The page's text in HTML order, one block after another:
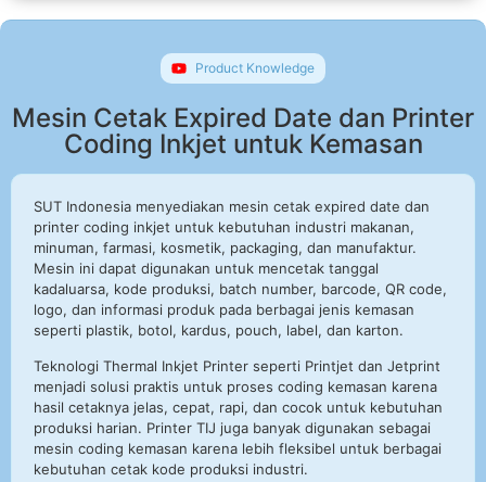
Product Knowledge
Mesin Cetak Expired Date dan Printer
Coding Inkjet untuk Kemasan
SUT Indonesia menyediakan mesin cetak expired date dan
printer coding inkjet untuk kebutuhan industri makanan,
minuman, farmasi, kosmetik, packaging, dan manufaktur.
Mesin ini dapat digunakan untuk mencetak tanggal
kadaluarsa, kode produksi, batch number, barcode, QR code,
logo, dan informasi produk pada berbagai jenis kemasan
seperti plastik, botol, kardus, pouch, label, dan karton.
Teknologi Thermal Inkjet Printer seperti Printjet dan Jetprint
menjadi solusi praktis untuk proses coding kemasan karena
hasil cetaknya jelas, cepat, rapi, dan cocok untuk kebutuhan
produksi harian. Printer TIJ juga banyak digunakan sebagai
mesin coding kemasan karena lebih fleksibel untuk berbagai
kebutuhan cetak kode produksi industri.